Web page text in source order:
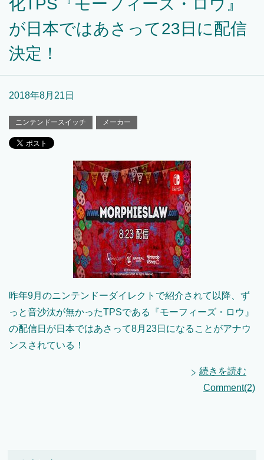
化TPS『モーフィーズ・ロウ』
が日本ではあさって23日に配信
決定！
2018年8月21日
ニンテンドースイッチ メーカー
昨年9月のニンテンドーダイレクトで紹介されて以降、ず
っと音沙汰が無かったTPSである『モーフィーズ・ロウ』
の配信日が日本ではあさって8月23日になることがアナウ
ンスされている！
続きを読む
Comment(2)